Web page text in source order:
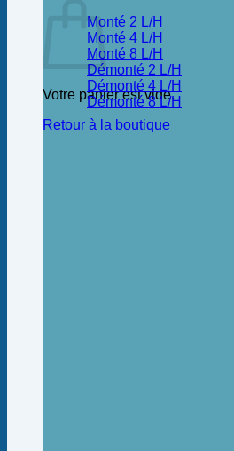
Votre panier est vide.
Retour à la boutique
Monté 2 L/H
Monté 4 L/H
Monté 8 L/H
Démonté 2 L/H
Démonté 4 L/H
Démonté 8 L/H